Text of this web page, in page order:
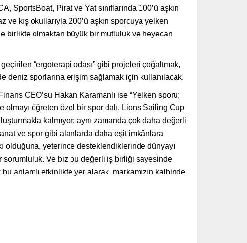
SportsBoat, Pirat ve Yat sınıflarında 100’ü aşkın
kış okullarıyla 200’ü aşkın sporcuya yelken
birlikte olmaktan büyük bir mutluluk ve heyecan
“ergoterapi odası” gibi projeleri çoğaltmak,
deniz sporlarına erişim sağlamak için kullanılacak.
CEO’su Hakan Karamanlı ise “Yelken sporu;
olmayı öğreten özel bir spor dalı. Lions Sailing Cup
kalmıyor; aynı zamanda çok daha değerli
ve spor gibi alanlarda daha eşit imkânlara
olduğuna, yeterince desteklendiklerinde dünyayı
sorumluluk. Ve biz bu değerli iş birliği sayesinde
anlamlı etkinlikte yer alarak, markamızın kalbinde